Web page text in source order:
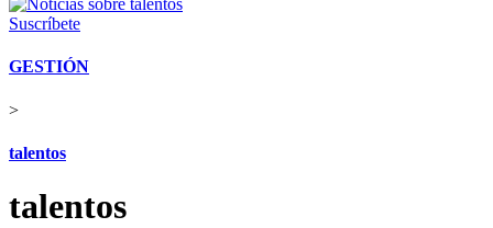
Suscríbete
GESTIÓN
>
talentos
talentos